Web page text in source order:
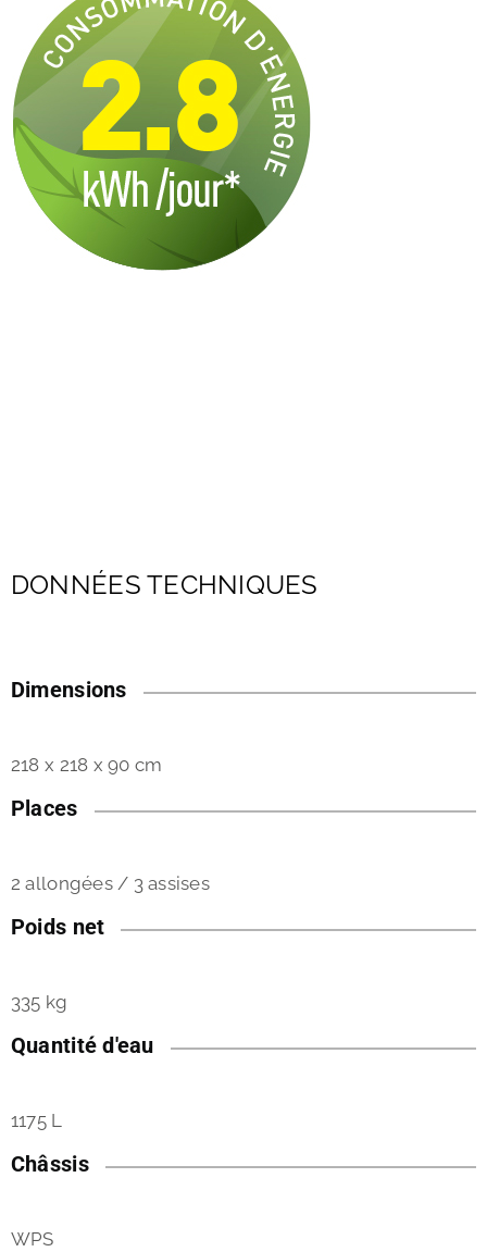
DONNÉES TECHNIQUES
Dimensions
218 x 218 x 90 cm
Places
2 allongées / 3 assises
Poids net
335 kg
Quantité d'eau
1175 L
Châssis
WPS